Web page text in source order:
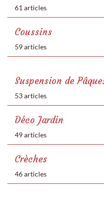
61 articles
Coussins
59 articles
Suspension de
53 articles
Déco Jardin
49 articles
Crèches
46 articles